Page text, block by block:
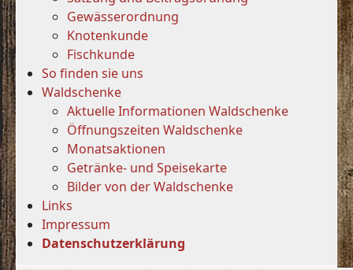
Gewässerordnung
Knotenkunde
Fischkunde
So finden sie uns
Waldschenke
Aktuelle Informationen Waldschenke
Öffnungszeiten Waldschenke
Monatsaktionen
Getränke- und Speisekarte
Bilder von der Waldschenke
Links
Impressum
Datenschutzerklärung